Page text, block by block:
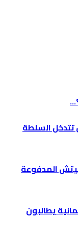
السلطة
المدفوعة
يطالبون